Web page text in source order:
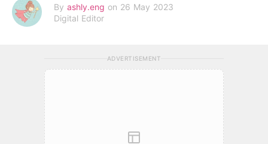
By ashly.eng on 26 May 2023
Digital Editor
ADVERTISEMENT